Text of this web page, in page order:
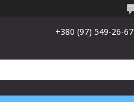
+380 (97) 549-26-67